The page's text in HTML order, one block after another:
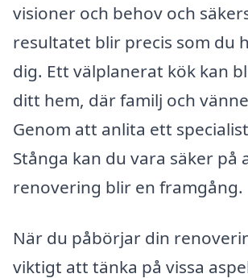
visioner och behov och
resultatet blir precis som du
dig. Ett välplanerat kök kan
ditt hem, där familj och
Genom att anlita ett
Stånga kan du vara säker på
renovering blir en framgång.
När du påbörjar din
viktigt att tänka på vissa